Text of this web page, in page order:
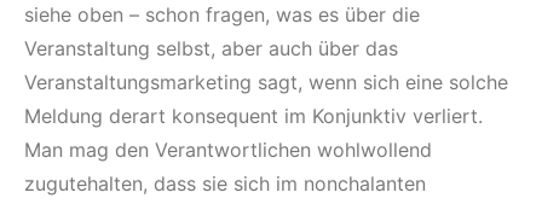
siehe oben – schon fragen, was es über die
Veranstaltung selbst, aber auch über das
Veranstaltungsmarketing sagt, wenn sich eine solche
Meldung derart konsequent im Konjunktiv verliert.
Man mag den Verantwortlichen wohlwollend
zugutehalten, dass sie sich im nonchalanten